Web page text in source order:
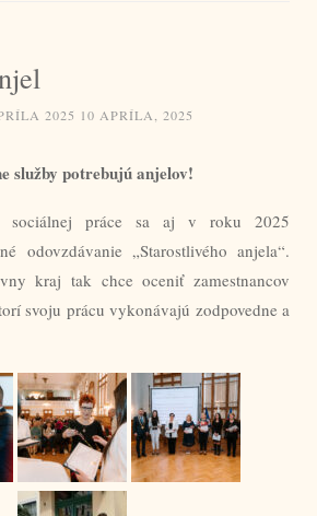
2025 10 APRÍLA, 2025
služby potrebujú anjelov!
sociálnej práce sa aj v roku 2025
odovzdávanie „Starostlivého anjela“.
kraj tak chce oceniť zamestnancov
svoju prácu vykonávajú zodpovedne a